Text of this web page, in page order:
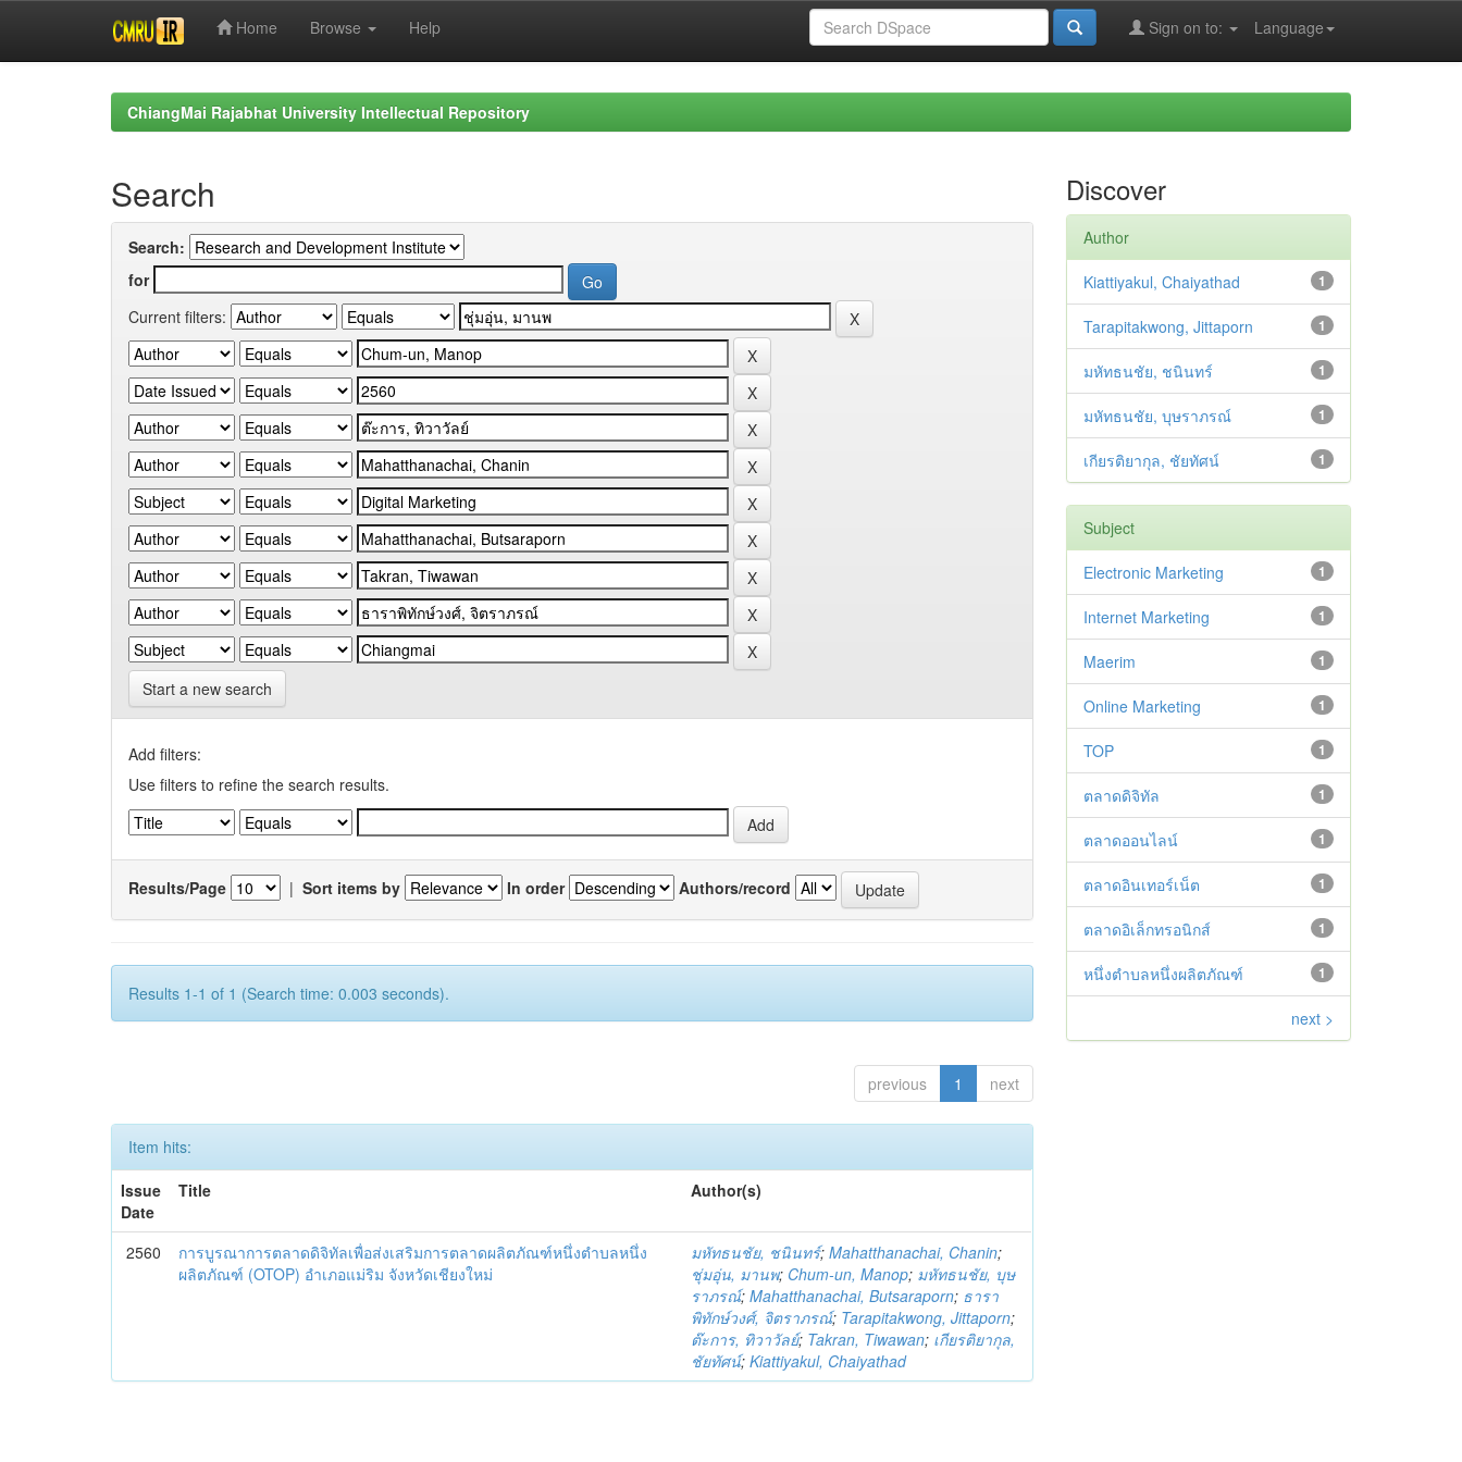
Home Browse Help Language
Sign on to:
ChiangMai Rajabhat University Intellectual Repository
Search
Search:
for
Current filters:
Start a new search
Add filters:
Use filters to refine the search results.
Results/Page | Sort items by In order Authors/record
Results 1-1 of 1 (Search time: 0.003 seconds).
previous 1 next
Item hits:
Issue
Date
Title Author(s)
2560
การบูรณาการตลาดดิจิทัลเพื่อส่งเสริมการตลาดผลิตภัณฑ์หนึ่งตำบลหนึ่ง
ผลิตภัณฑ์ (OTOP) อำเภอแม่ริม จังหวัดเชียงใหม่
มหัทธนชัย, ชนินทร์;Mahatthanachai, Chanin;
ชุ่มอุ่น, มานพ; Chum-un, Manop; มหัทธนชัย, บุษ
ราภรณ์;Mahatthanachai, Butsaraporn; ธารา
พิทักษ์วงศ์, จิตราภรณ์; Tarapitakwong, Jittaporn;
ต๊ะการ, ทิวาวัลย์; Takran, Tiwawan; เกียรติยากุล,
ชัยทัศน์;Kiattiyakul, Chaiyathad
Discover
Author
1
Kiattiyakul, Chaiyathad
1
Tarapitakwong, Jittaporn
1
มหัทธนชัย, ชนินทร์
1
มหัทธนชัย, บุษราภรณ์
1
เกียรติยากุล, ชัยทัศน์
Subject
1
Electronic Marketing
1
Internet Marketing
1
Maerim
1
Online Marketing
1
TOP
1
ตลาดดิจิทัล
1
ตลาดออนไลน์
1
ตลาดอินเทอร์เน็ต
1
ตลาดอิเล็กทรอนิกส์
1
หนึ่งตำบลหนึ่งผลิตภัณฑ์
next >